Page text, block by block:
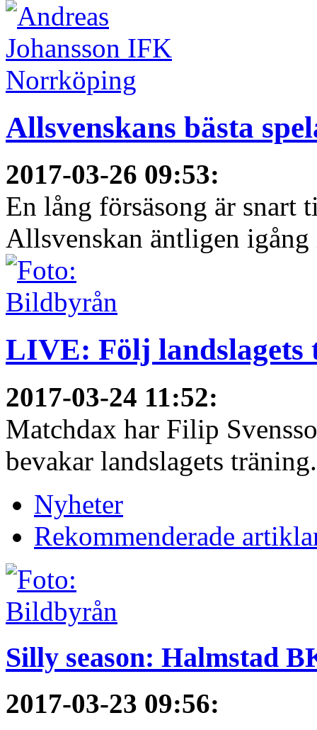
Allsvenskans bästa
2017-03-26 09:53:
En lång försäsong är snart
Allsvenskan äntligen
LIVE: Följ landslagets
2017-03-24 11:52:
Matchdax har Filip
bevakar landslagets
Nyheter
Rekommenderade
Silly season: Halmstad
2017-03-23 09:56: